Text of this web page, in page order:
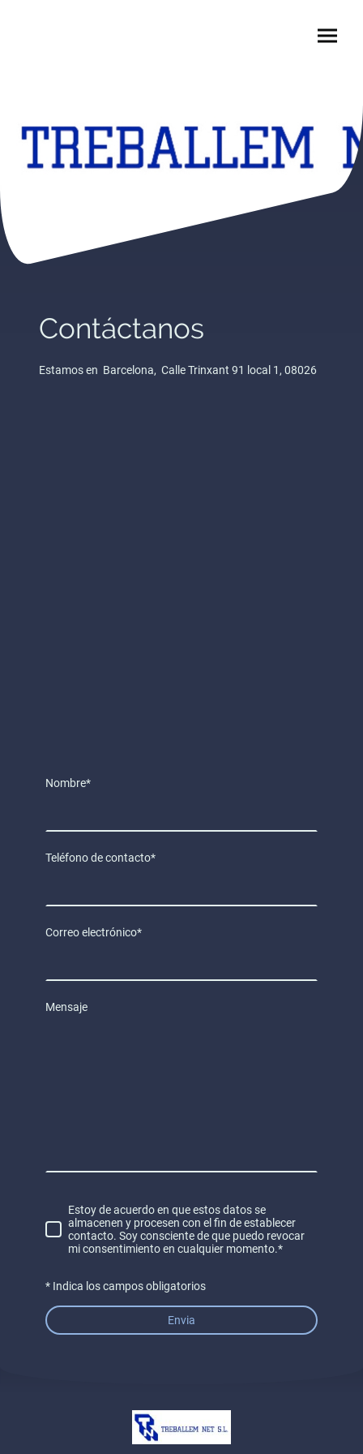
Contáctanos
Estamos en Barcelona, Calle Trinxant 91 local 1, 08026
Nombre*
Teléfono de contacto*
Correo electrónico*
Mensaje
Estoy de acuerdo en que estos datos se
almacenen y procesen con el fin de establecer
contacto. Soy consciente de que puedo revocar
mi consentimiento en cualquier momento.*
* Indica los campos obligatorios
Envia